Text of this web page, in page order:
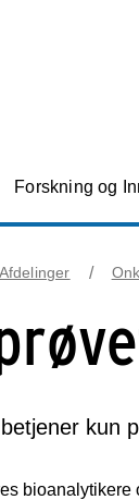
Forskning og
Afdelinger
kun